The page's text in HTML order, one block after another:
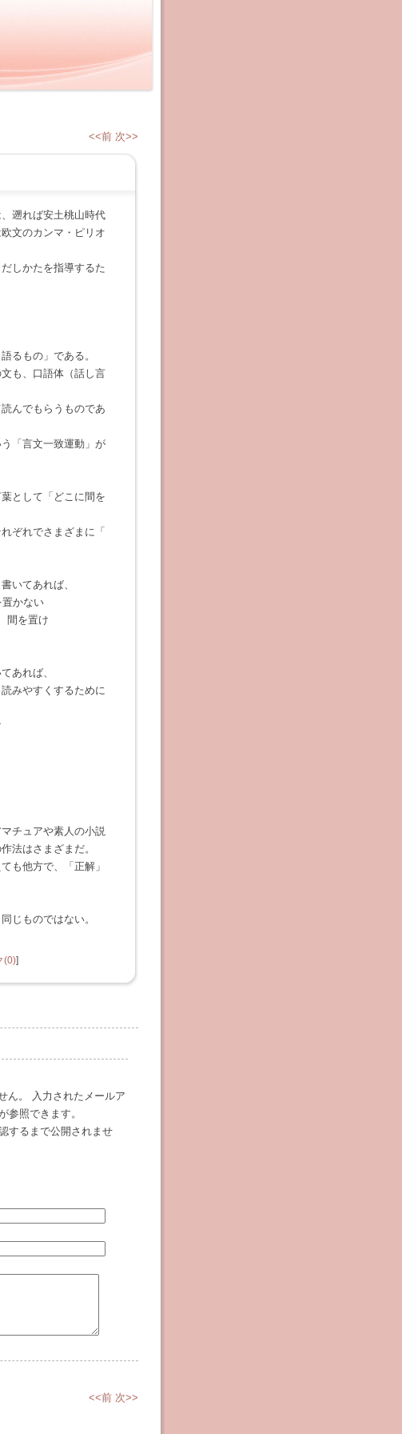
<<前 次>>
遡れば安土桃山時代
文のカンマ・ピリオ
しかたを指導するた
るもの」である。
も、口語体（話し言
んでもらうものであ
「言文一致運動」が
として「どこに間を
ぞれでさまざまに「
いてあれば、
置かない
間を置け
あれば、
みやすくするために
チュアや素人の小説
法はさまざまだ。
も他方で、「正解」
じものではない。
(0)]
ん。 入力されたメールア
参照できます。
するまで公開されませ
<<前 次>>